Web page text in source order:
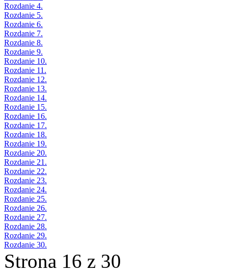
Rozdanie 4.
Rozdanie 5.
Rozdanie 6.
Rozdanie 7.
Rozdanie 8.
Rozdanie 9.
Rozdanie 10.
Rozdanie 11.
Rozdanie 12.
Rozdanie 13.
Rozdanie 14.
Rozdanie 15.
Rozdanie 16.
Rozdanie 17.
Rozdanie 18.
Rozdanie 19.
Rozdanie 20.
Rozdanie 21.
Rozdanie 22.
Rozdanie 23.
Rozdanie 24.
Rozdanie 25.
Rozdanie 26.
Rozdanie 27.
Rozdanie 28.
Rozdanie 29.
Rozdanie 30.
Strona 16 z 30